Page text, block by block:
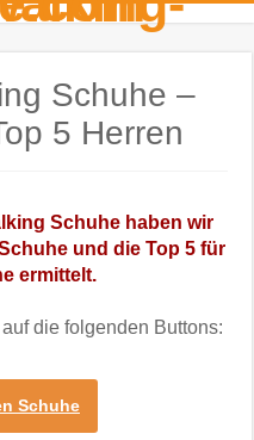
Schuhe –
5 Herren
Schuhe haben wir
und die Top 5 für
ermittelt.
die folgenden Buttons:
Schuhe